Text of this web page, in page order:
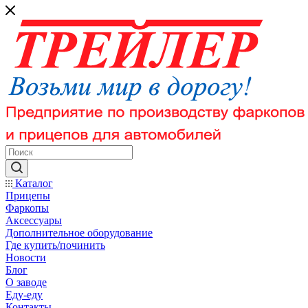
Каталог
Прицепы
Фаркопы
Аксессуары
Дополнительное оборудование
Где купить/починить
Новости
Блог
О заводе
Еду-еду